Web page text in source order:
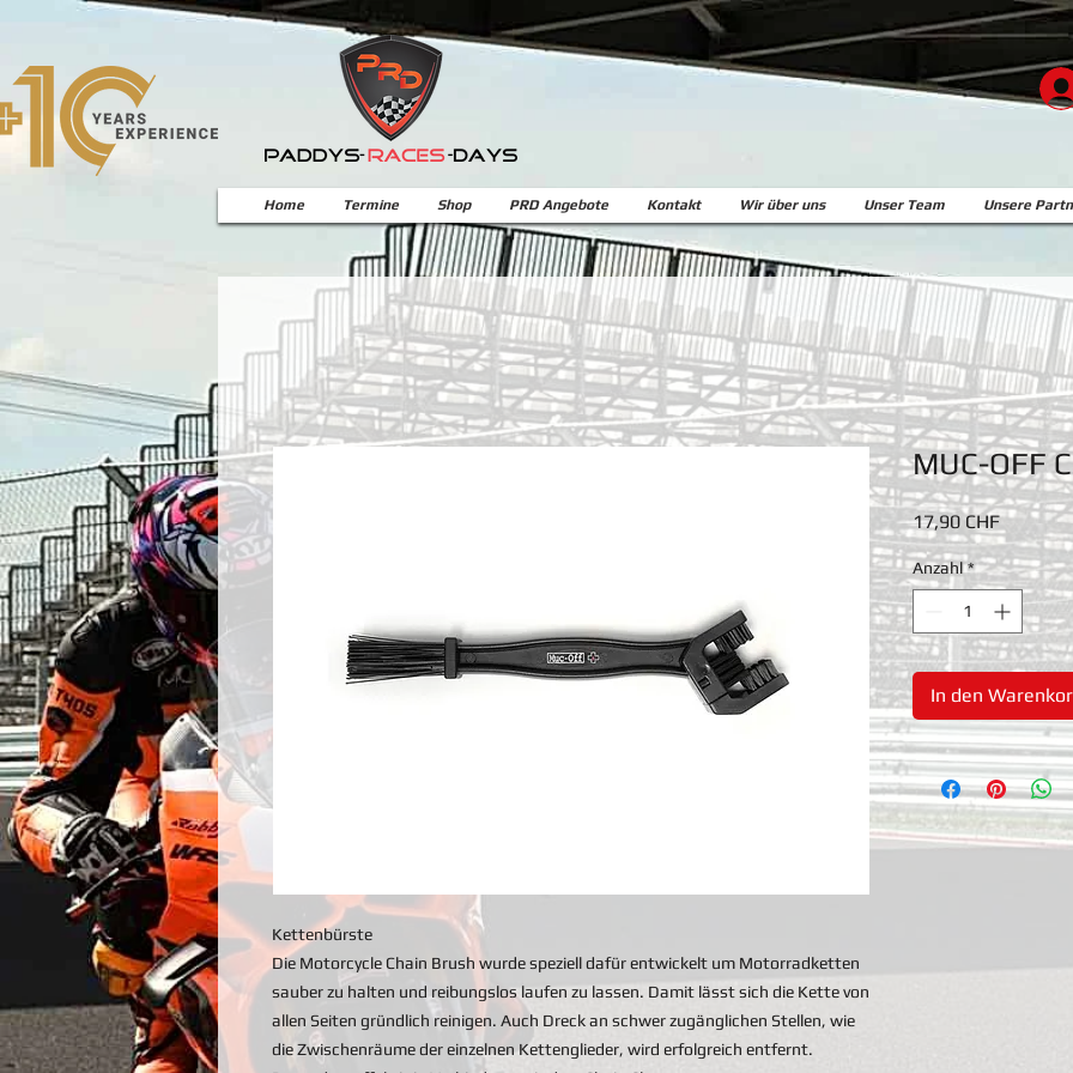
Home Termine Shop PRD Angebote Kontakt Wir über uns Unser Team Unsere
Kettenbürste
Die Motorcycle Chain Brush wurde speziell dafür entwickelt um Motorradketten
sauber zu halten und reibungslos laufen zu lassen. Damit lässt sich die Kette von
allen Seiten gründlich reinigen. Auch Dreck an schwer zugänglichen Stellen, wie
die Zwischenräume der einzelnen Kettenglieder, wird erfolgreich entfernt.
MUC-OFF
17,90 CHFPreis
Anzahl *
In den